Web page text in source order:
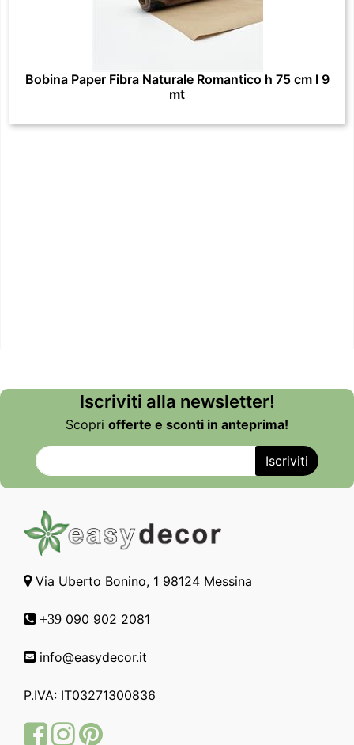
Bobina Paper Fibra Naturale Romantico h 75 cm l 9
mt
Iscriviti alla newsletter!
Scopri offerte e sconti in anteprima!
Via Uberto Bonino, 1 98124 Messina
+39 090 902 2081
info@easydecor.it
P.IVA: IT03271300836
FacebookInstagram
Pinterest